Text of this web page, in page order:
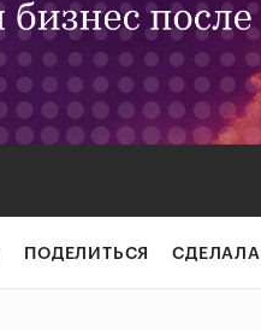
ПОДЕЛИТЬСЯ СДЕЛАЛА